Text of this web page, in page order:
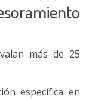
más de 25
específica en